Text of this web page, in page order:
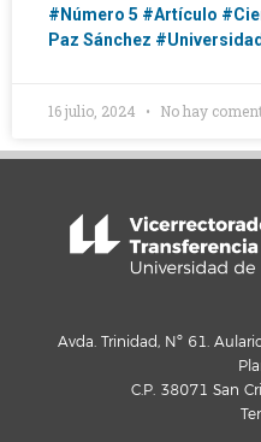
#Número 5 #Artículo
Paz Sánchez
16 julio, 2024 No hay
Avda. Trinidad, Nº 61.
C.P. 38071 San